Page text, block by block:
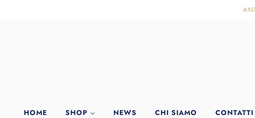
HOME SHOP NEWS CHI SIAMO CONTATTI